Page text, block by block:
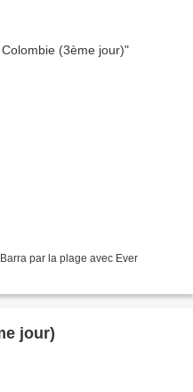
par la plage avec Ever
jour)